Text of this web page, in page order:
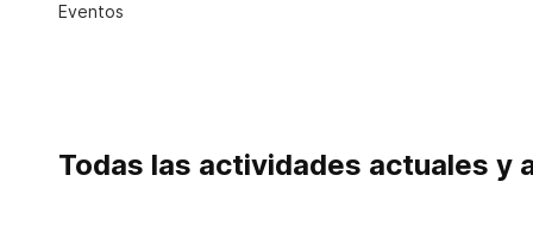
Eventos
Todas las actividades actuales y